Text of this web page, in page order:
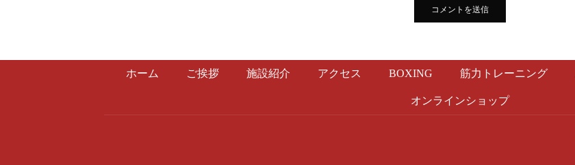
ホーム ご挨拶 施設紹介 アクセス BOXING 筋力トレーニング
オンラインショップ